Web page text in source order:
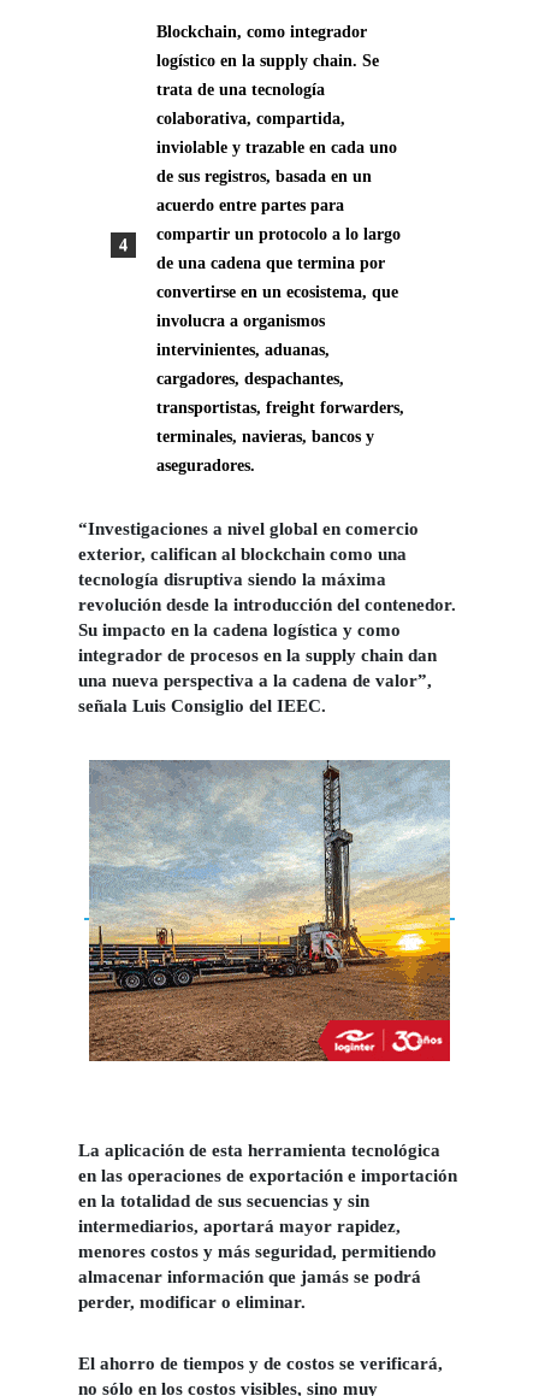
Blockchain, como integrador
logístico en la supply chain. Se
trata de una tecnología
colaborativa, compartida,
inviolable y trazable en cada uno
de sus registros, basada en un
acuerdo entre partes para
compartir un protocolo a lo largo
de una cadena que termina por
convertirse en un ecosistema, que
involucra a organismos
intervinientes, aduanas,
cargadores, despachantes,
transportistas, freight forwarders,
terminales, navieras, bancos y
aseguradores.
“Investigaciones a nivel global en comercio
exterior, califican al blockchain como una
tecnología disruptiva siendo la máxima
revolución desde la introducción del contenedor.
Su impacto en la cadena logística y como
integrador de procesos en la supply chain dan
una nueva perspectiva a la cadena de valor”,
señala Luis Consiglio del IEEC.
La aplicación de esta herramienta tecnológica
en las operaciones de exportación e importación
en la totalidad de sus secuencias y sin
intermediarios, aportará mayor rapidez,
menores costos y más seguridad, permitiendo
almacenar información que jamás se podrá
perder, modificar o eliminar.
El ahorro de tiempos y de costos se verificará,
no sólo en los costos visibles, sino muy